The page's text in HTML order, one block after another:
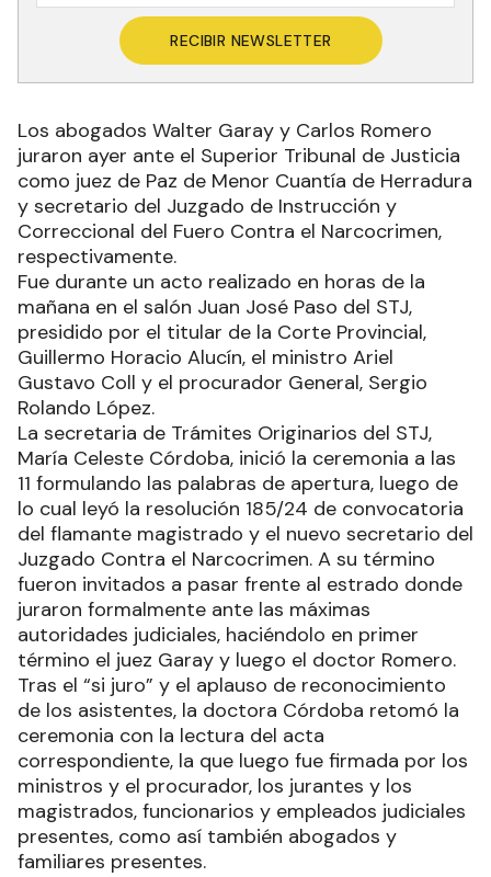
RECIBIR NEWSLETTER
Los abogados Walter Garay y Carlos Romero
juraron ayer ante el Superior Tribunal de Justicia
como juez de Paz de Menor Cuantía de Herradura
y secretario del Juzgado de Instrucción y
Correccional del Fuero Contra el Narcocrimen,
respectivamente.
Fue durante un acto realizado en horas de la
mañana en el salón Juan José Paso del STJ,
presidido por el titular de la Corte Provincial,
Guillermo Horacio Alucín, el ministro Ariel
Gustavo Coll y el procurador General, Sergio
Rolando López.
La secretaria de Trámites Originarios del STJ,
María Celeste Córdoba, inició la ceremonia a las
11 formulando las palabras de apertura, luego de
lo cual leyó la resolución 185/24 de convocatoria
del flamante magistrado y el nuevo secretario del
Juzgado Contra el Narcocrimen. A su término
fueron invitados a pasar frente al estrado donde
juraron formalmente ante las máximas
autoridades judiciales, haciéndolo en primer
término el juez Garay y luego el doctor Romero.
Tras el “si juro” y el aplauso de reconocimiento
de los asistentes, la doctora Córdoba retomó la
ceremonia con la lectura del acta
correspondiente, la que luego fue firmada por los
ministros y el procurador, los jurantes y los
magistrados, funcionarios y empleados judiciales
presentes, como así también abogados y
familiares presentes.